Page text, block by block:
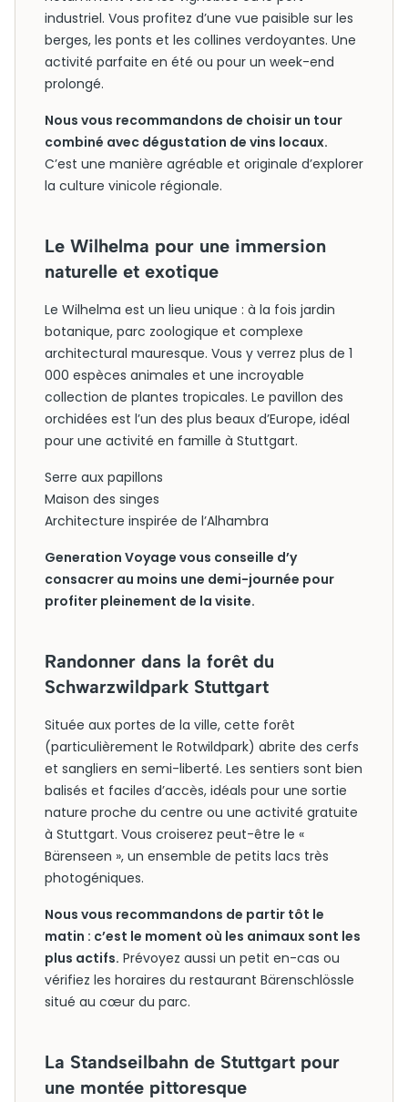
industriel. Vous profitez d’une vue paisible sur les
berges, les ponts et les collines verdoyantes. Une
activité parfaite en été ou pour un week-end
prolongé.
Nous vous recommandons de choisir un tour
combiné avec dégustation de vins locaux.
C’est une manière agréable et originale d’explorer
la culture vinicole régionale.
Le Wilhelma pour une immersion
naturelle et exotique
Le Wilhelma est un lieu unique : à la fois jardin
botanique, parc zoologique et complexe
architectural mauresque. Vous y verrez plus de 1
000 espèces animales et une incroyable
collection de plantes tropicales. Le pavillon des
orchidées est l’un des plus beaux d’Europe, idéal
pour une activité en famille à Stuttgart.
Serre aux papillons
Maison des singes
Architecture inspirée de l’Alhambra
Generation Voyage vous conseille d’y
consacrer au moins une demi-journée pour
profiter pleinement de la visite.
Randonner dans la forêt du
Schwarzwildpark Stuttgart
Située aux portes de la ville, cette forêt
(particulièrement le Rotwildpark) abrite des cerfs
et sangliers en semi-liberté. Les sentiers sont bien
balisés et faciles d’accès, idéals pour une sortie
nature proche du centre ou une activité gratuite
à Stuttgart. Vous croiserez peut-être le «
Bärenseen », un ensemble de petits lacs très
photogéniques.
Nous vous recommandons de partir tôt le
matin : c’est le moment où les animaux sont les
plus actifs. Prévoyez aussi un petit en-cas ou
vérifiez les horaires du restaurant Bärenschlössle
situé au cœur du parc.
La Standseilbahn de Stuttgart pour
une montée pittoresque